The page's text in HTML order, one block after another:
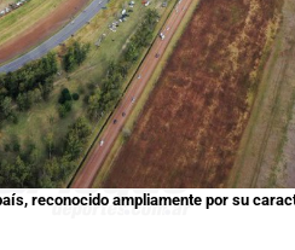
reconocido ampliamente por su